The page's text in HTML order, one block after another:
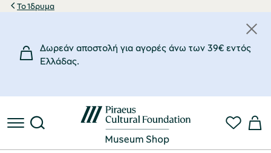
Το Ίδρυμα
Δωρεάν αποστολή για αγορές άνω των 39€ εντός
Eλλάδας.